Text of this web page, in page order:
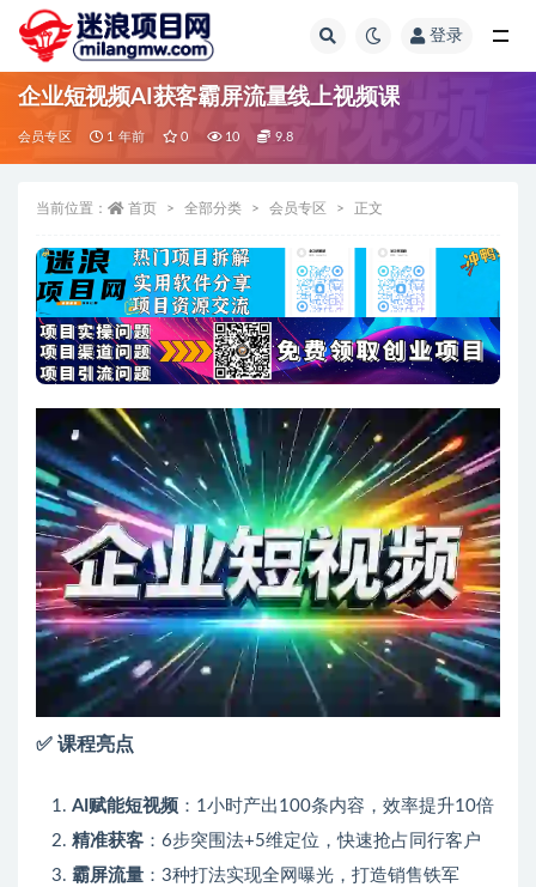
登录
企业短视频AI获客霸屏流量线上视频课
会员专区 1 年前 0 10 9.8
当前位置： 首页 全部分类 会员专区 正文
✅ 课程亮点
AI赋能短视频 ：1小时产出100条内容，效率提升10倍
精准获客 ：6步突围法+5维定位，快速抢占同行客户
霸屏流量 ：3种打法实现全网曝光，打造销售铁军
全部